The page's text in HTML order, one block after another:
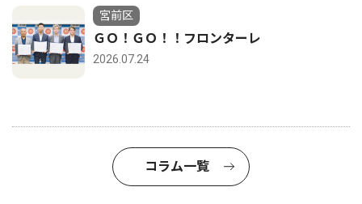
宮前区
ＧＯ！ＧＯ！！フロンターレ
2026.07.24
コラム一覧